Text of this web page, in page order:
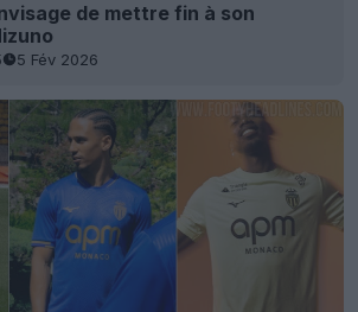
de mettre fin à son
5 Fév 2026